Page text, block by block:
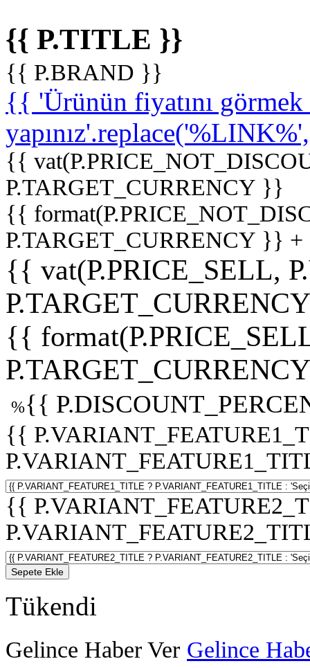
{{ P.TITLE }}
{{ P.BRAND }}
{{ 'Ürünün fiyatını
{{
P.TARGET_CURRENCY }}
{{
P.TARGET_CURRENCY }}
{{ vat(P.PRICE_SELL,
{{
%{{
{{
{{
Sepete Ekle
Tükendi
Gelince Haber Ver Gelince